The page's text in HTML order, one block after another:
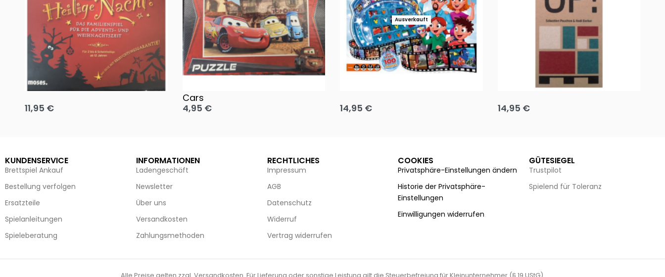
Oh, heilige Nacht!
11,95 €
Cars
4,95 €
Ausverkauft
14,95 €
Team up
14,95 €
KUNDENSERVICE
Brettspiel Ankauf
Bestellung verfolgen
Ersatzteile
Spielanleitungen
Spieleberatung
INFORMATIONEN
Ladengeschäft
Newsletter
Über uns
Versandkosten
Zahlungsmethoden
RECHTLICHES
Impressum
AGB
Datenschutz
Widerruf
Vertrag widerrufen
COOKIES
Privatsphäre-Einstellungen ändern
Historie der Privatsphäre-
Einstellungen
Einwilligungen widerrufen
GÜTESIEGEL
Trustpilot
Spielend für Toleranz
Alle Preise gelten zzgl. Versandkosten. Für Lieferung oder sonstige Leistung gilt die Steuerbefreiung für Kleinunternehmer (§ 19 UStG).